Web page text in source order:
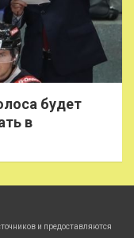
будет
в
и предоставляются